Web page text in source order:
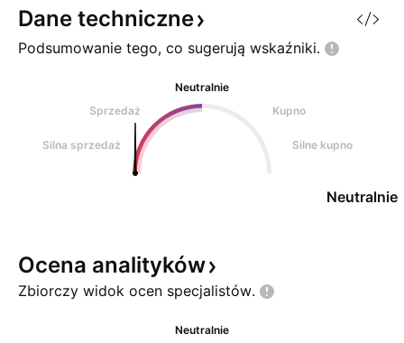
Dane techniczne
Podsumowanie tego, co sugerują wskaźniki.
Neutralnie
Sprzedaż
Kupno
Silna sprzedaż Silne kupno
Neutralnie
Ocena analityków
Zbiorczy widok ocen specjalistów.
Neutralnie